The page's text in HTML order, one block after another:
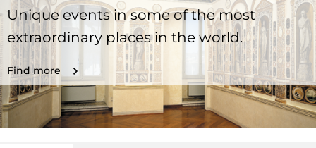
Unique events in some of the most
extraordinary places in the world.
Find more